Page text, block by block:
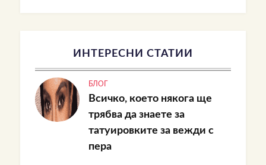
ИНТЕРЕСНИ СТАТИИ
БЛОГ
Всичко, което някога ще
трябва да знаете за
татуировките за вежди с
пера